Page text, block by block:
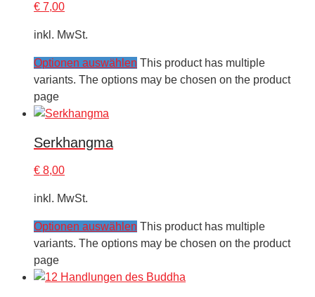
€ 7,00
inkl. MwSt.
Optionen auswählen This product has multiple
variants. The options may be chosen on the product
page
Serkhangma
€ 8,00
inkl. MwSt.
Optionen auswählen This product has multiple
variants. The options may be chosen on the product
page